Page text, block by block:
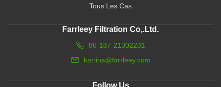
Tous Les Cas
Farrleey Filtration Co,.Ltd.
86-187-21302231
katrina@farrleey.com
Follow Us